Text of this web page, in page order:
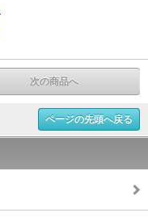
次の商品へ
ページの先頭へ戻る